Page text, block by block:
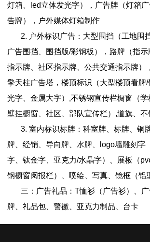
灯箱、led立体发光字），广告牌（灯箱
告牌），户外媒体灯箱制作
2. 户外标识广告：大型围挡（工地围
广告围挡、围挡版/彩钢板），路牌（指
指示牌、社区指示牌、公共交通指示牌）
擎天柱广告塔，楼顶标识（大型楼顶看牌
光字、金属大字）,不锈钢宣传栏橱窗（
壁挂橱窗、社区、部队宣传栏）,道旗、
3. 室内标识标牌：科室牌、标牌、铜
牌、经销、导向牌、水牌、logo墙雕刻字
字、钛金字、亚克力/水晶字）、展板（
钢橱窗阅报栏）、喷绘、写真、镜框（铝
三：广告礼品：T恤衫（广告衫）、
牌、礼品包、警徽、亚克力制品、台卡